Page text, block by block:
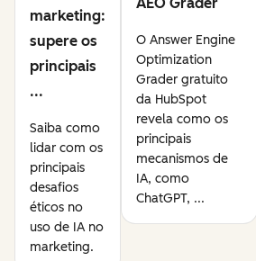
marketing:
supere os
principais
...
Saiba como
lidar com os
principais
desafios
éticos no
uso de IA no
marketing.
AEO Grader
O Answer Engine
Optimization
Grader gratuito
da HubSpot
revela como os
principais
mecanismos de
IA, como
ChatGPT, ...